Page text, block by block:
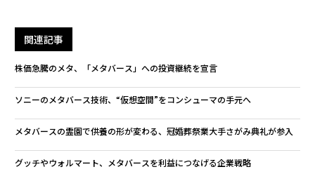
関連記事
株価急騰のメタ、「メタバース」への投資継続を宣言
ソニーのメタバース技術、“仮想空間”をコンシューマの手元へ
メタバースの霊園で供養の形が変わる、冠婚葬祭業大手さがみ典礼が参入
グッチやウォルマート、メタバースを利益につなげる企業戦略